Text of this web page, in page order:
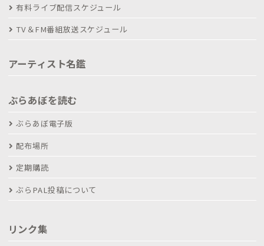
有料ライブ配信スケジュール
TV＆FM番組放送スケジュール
アーティスト名鑑
ぶらあぼを読む
ぶらあぼ電子版
配布場所
定期購読
ぶらPAL投稿について
リンク集